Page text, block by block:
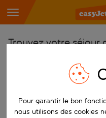
Trouvez votre séjour
Commencez à taper pour la
Choisissez votre
Choisissez votre
Vers
Pour garantir le bon
nous utilisons des cookies